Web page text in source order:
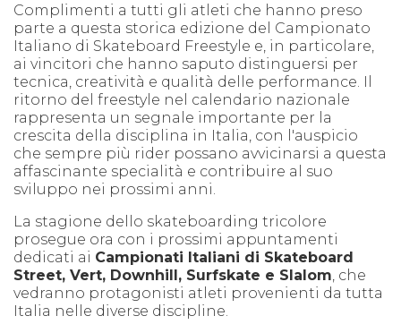
Complimenti a tutti gli atleti che hanno preso
parte a questa storica edizione del Campionato
Italiano di Skateboard Freestyle e, in particolare,
ai vincitori che hanno saputo distinguersi per
tecnica, creatività e qualità delle performance. Il
ritorno del freestyle nel calendario nazionale
rappresenta un segnale importante per la
crescita della disciplina in Italia, con l'auspicio
che sempre più rider possano avvicinarsi a questa
affascinante specialità e contribuire al suo
sviluppo nei prossimi anni.
La stagione dello skateboarding tricolore
prosegue ora con i prossimi appuntamenti
dedicati ai Campionati Italiani di Skateboard
Street, Vert, Downhill, Surfskate e Slalom, che
vedranno protagonisti atleti provenienti da tutta
Italia nelle diverse discipline.